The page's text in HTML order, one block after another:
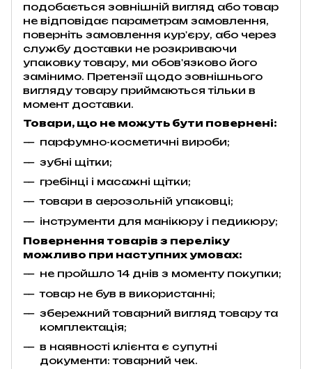
подобається зовнішній вигляд або товар
не відповідає параметрам замовлення,
поверніть замовлення кур'єру, або через
службу доставки не розкриваючи
упаковку товару, ми обов'язково його
замінимо. Претензії щодо зовнішнього
вигляду товару приймаються тільки в
момент доставки.
Товари, що не можуть бути повернені:
парфумно-косметичні вироби;
зубні щітки;
гребінці і масажні щітки;
товари в аерозольній упаковці;
інструменти для манікюру і педикюру;
Повернення товарів з переліку
можливо при наступних умовах:
не пройшло 14 днів з моменту покупки;
товар не був в використанні;
збережний товарний вигляд товару та
комплектація;
в наявності клієнта є супутні
документи: товарний чек.